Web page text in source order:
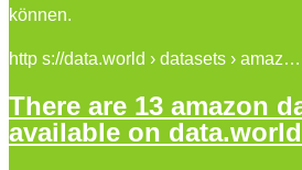
können.
http s://data.world › datasets › amaz…
There are 13 amazon
available on